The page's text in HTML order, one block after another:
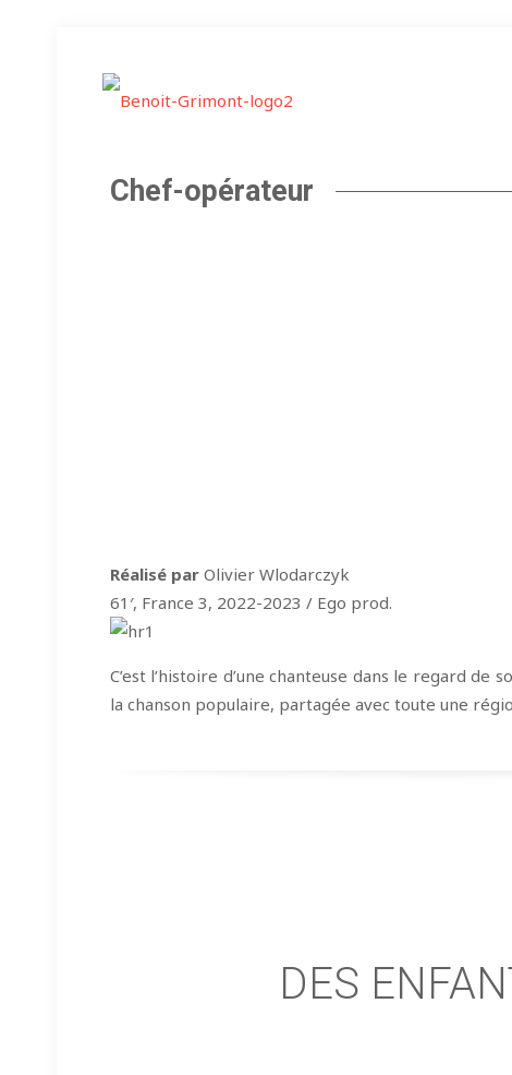
Chef-opérateur
Réalisé parOlivier Wlodarczyk
61′, France 3, 2022-2023 / Ego prod.
C’est l’histoire d’une chanteuse dans le regard
la chanson populaire, partagée avec toute une
DES